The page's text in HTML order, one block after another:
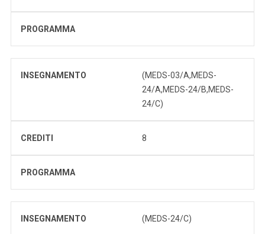
PROGRAMMA
INSEGNAMENTO
(MEDS-03/A,MEDS-
24/A,MEDS-24/B,MEDS-
24/C)
CREDITI 8
PROGRAMMA
INSEGNAMENTO (MEDS-24/C)